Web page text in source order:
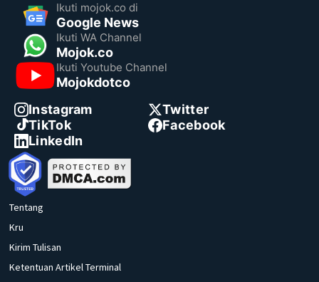
Ikuti mojok.co di
Google News
Ikuti WA Channel
Mojok.co
Ikuti Youtube Channel
Mojokdotco
Instagram
Twitter
TikTok
Facebook
LinkedIn
Tentang
Kru
Kirim Tulisan
Ketentuan Artikel Terminal